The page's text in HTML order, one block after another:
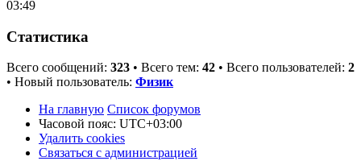
03:49
Статистика
Всего сообщений: 323 • Всего тем: 42 • Всего пользователей: 2
• Новый пользователь: Физик
На главную Список форумов
Часовой пояс: UTC+03:00
Удалить cookies
Связаться с администрацией